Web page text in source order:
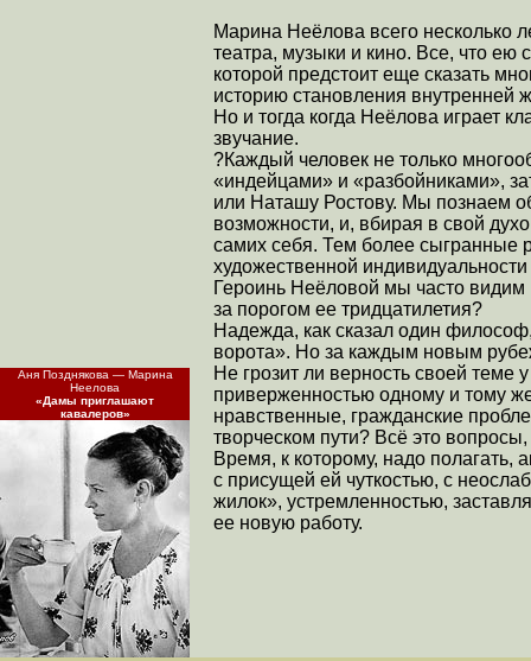
Марина Неёлова всего несколько
театра, музыки и кино. Все, что ею
которой предстоит еще сказать
историю становления внутренней
Но и тогда когда Неёлова играет
звучание.
?Каждый человек не только
«индейцами» и «разбойниками»,
или Наташу Ростову. Мы познаем
возможности, и, вбирая в свой
самих себя. Тем более
художественной
Героинь Неёловой мы часто видим
за порогом ее тридцатилетия?
Надежда, как сказал один
ворота». Но за каждым новым
Не грозит ли верность своей теме
приверженностью одному и тому
нравственные, гражданские
творческом пути? Всё это
Время, к которому, надо полагать,
с присущей ей чуткостью, с
жилок», устремленностью,
ее новую работу.
Аня Позднякова — Марина
Неелова
«Дамы приглашают
кавалеров»